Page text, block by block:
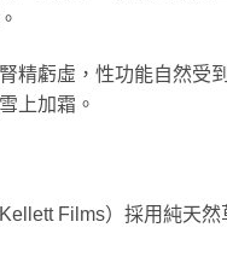
精虧虛，性功能自然受
上加霜。
Films）採用純天然